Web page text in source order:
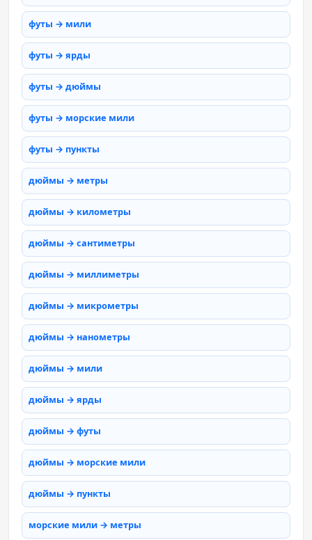
футы → мили
футы → ярды
футы → дюймы
футы → морские мили
футы → пункты
дюймы → метры
дюймы → километры
дюймы → сантиметры
дюймы → миллиметры
дюймы → микрометры
дюймы → нанометры
дюймы → мили
дюймы → ярды
дюймы → футы
дюймы → морские мили
дюймы → пункты
морские мили → метры